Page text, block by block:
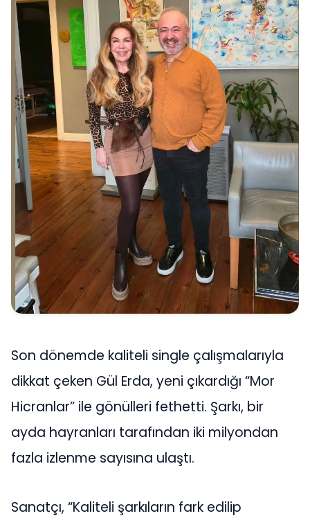
Son dönemde kaliteli single çalışmalarıyla
dikkat çeken Gül Erda, yeni çıkardığı “Mor
Hicranlar” ile gönülleri fethetti. Şarkı, bir
ayda hayranları tarafından iki milyondan
fazla izlenme sayısına ulaştı.
Sanatçı, “Kaliteli şarkıların fark edilip